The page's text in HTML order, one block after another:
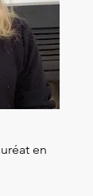
en